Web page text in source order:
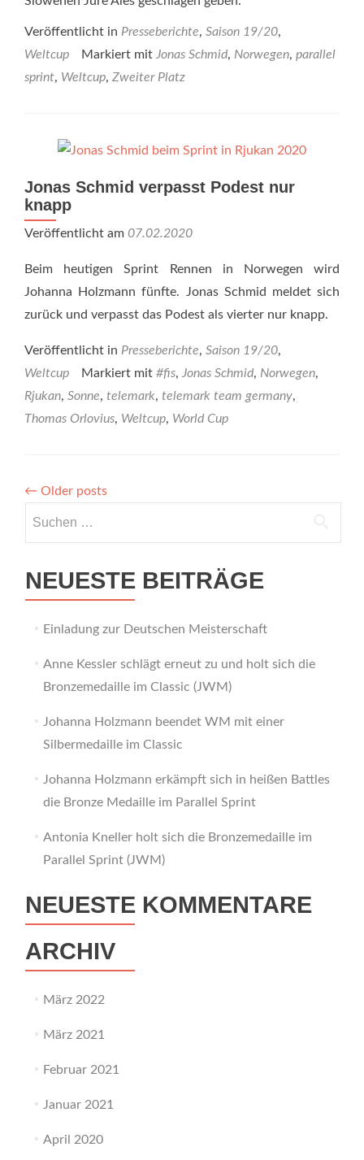
Veröffentlicht in Presseberichte, Saison 19/20,
Weltcup
Markiert mit Jonas Schmid, Norwegen, parallel
sprint, Weltcup, Zweiter Platz
Jonas Schmid verpasst Podest nur
knapp
Veröffentlicht am 07.02.2020
Beim heutigen Sprint Rennen in Norwegen wird
Johanna Holzmann fünfte. Jonas Schmid meldet sich
zurück und verpasst das Podest als vierter nur knapp.
Veröffentlicht in Presseberichte, Saison 19/20,
Weltcup
Markiert mit #fis, Jonas Schmid, Norwegen,
Rjukan, Sonne, telemark, telemark team germany,
Thomas Orlovius, Weltcup, World Cup
← Older posts
NEUESTE BEITRÄGE
Einladung zur Deutschen Meisterschaft
Anne Kessler schlägt erneut zu und holt sich die
Bronzemedaille im Classic (JWM)
Johanna Holzmann beendet WM mit einer
Silbermedaille im Classic
Johanna Holzmann erkämpft sich in heißen Battles
die Bronze Medaille im Parallel Sprint
Antonia Kneller holt sich die Bronzemedaille im
Parallel Sprint (JWM)
NEUESTE KOMMENTARE
ARCHIV
März 2022
März 2021
Februar 2021
Januar 2021
April 2020